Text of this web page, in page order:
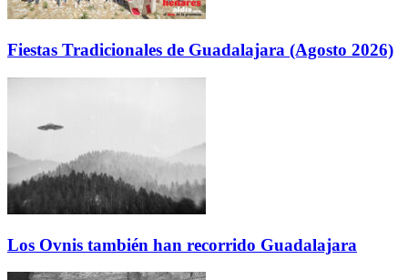
Fiestas Tradicionales de Guadalajara (Agosto 2026)
Los Ovnis también han recorrido Guadalajara